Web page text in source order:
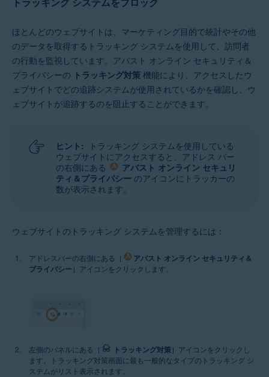
ほとんどのウェブサイトは、マーケティング目的で統計やその他
のデータを取得するトラッキング システムを使用して、訪問者
の行動を監視しています。アバスト オンライン セキュリティ＆
プライバシーの トラッキング対策 機能により、アクセスしたウ
ェブサイトでどの追跡システムが使用されているかを確認し、ウ
ェブサイトが追跡するのを阻止することができます。
ヒント:
トラッキング システムを使用している
ウェブサイトにアクセスすると、アドレス バー
の右側にある
アバスト オンライン セキュリ
ティ＆プライバシー のアイコンにトラッカーの
数が表示されます。
ウェブサイトのトラッキング システムを管理するには：
アドレスバーの右側にある［
アバスト オンライン セキュリティ＆
プライバシー ］アイコンをクリックします。
左側のパネルにある［ トラッキング対策］アイコンをクリックし
ます。トラッキング対策画面に最も一般的なタイプのトラッキング シ
ステムがリスト表示されます。